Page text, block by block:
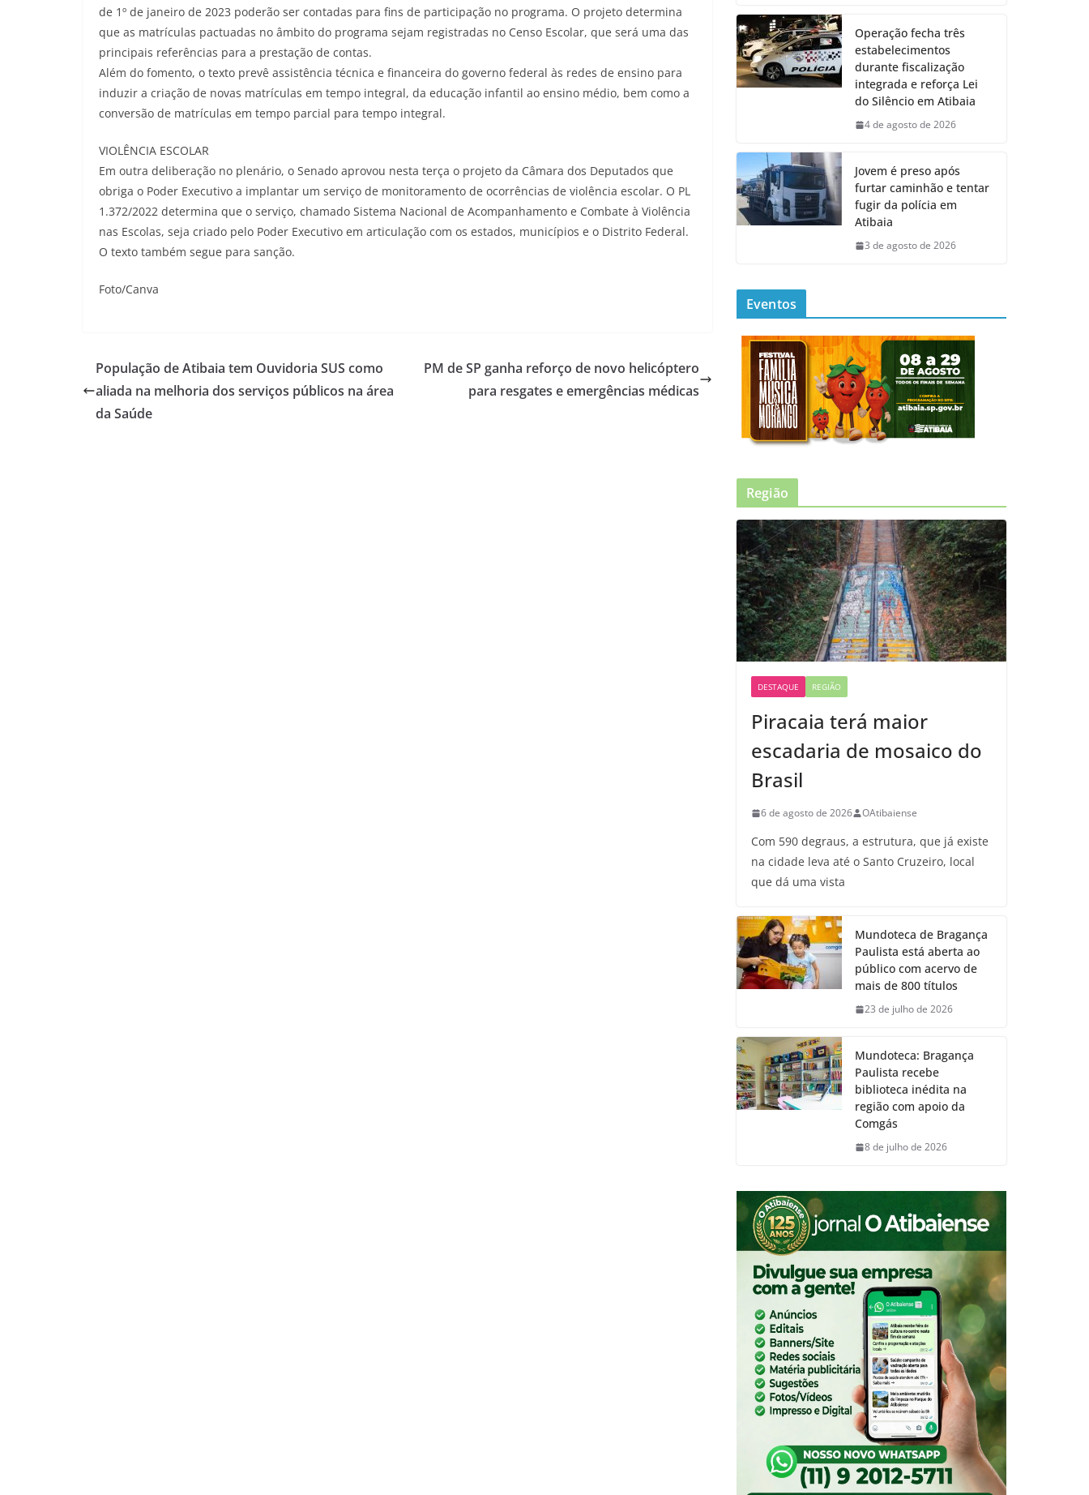
de 1º de janeiro de 2023 poderão ser contadas para fins de participação no programa. O projeto determina
que as matrículas pactuadas no âmbito do programa sejam registradas no Censo Escolar, que será uma das
principais referências para a prestação de contas.
Além do fomento, o texto prevê assistência técnica e financeira do governo federal às redes de ensino para
induzir a criação de novas matrículas em tempo integral, da educação infantil ao ensino médio, bem como a
conversão de matrículas em tempo parcial para tempo integral.
VIOLÊNCIA ESCOLAR
Em outra deliberação no plenário, o Senado aprovou nesta terça o projeto da Câmara dos Deputados que
obriga o Poder Executivo a implantar um serviço de monitoramento de ocorrências de violência escolar. O PL
1.372/2022 determina que o serviço, chamado Sistema Nacional de Acompanhamento e Combate à Violência
nas Escolas, seja criado pelo Poder Executivo em articulação com os estados, municípios e o Distrito Federal.
O texto também segue para sanção.
Foto/Canva
População de Atibaia tem Ouvidoria SUS como
aliada na melhoria dos serviços públicos na área
da Saúde
PM de SP ganha reforço de novo helicóptero
para resgates e emergências médicas
Operação fecha três
estabelecimentos
durante fiscalização
integrada e reforça Lei
do Silêncio em Atibaia
4 de agosto de 2026
Jovem é preso após
furtar caminhão e tentar
fugir da polícia em
Atibaia
3 de agosto de 2026
Eventos
Região
DESTAQUE REGIÃO
Piracaia terá maior
escadaria de mosaico do
Brasil
6 de agosto de 2026 OAtibaiense
Com 590 degraus, a estrutura, que já existe
na cidade leva até o Santo Cruzeiro, local
que dá uma vista
Mundoteca de Bragança
Paulista está aberta ao
público com acervo de
mais de 800 títulos
23 de julho de 2026
Mundoteca: Bragança
Paulista recebe
biblioteca inédita na
região com apoio da
Comgás
8 de julho de 2026